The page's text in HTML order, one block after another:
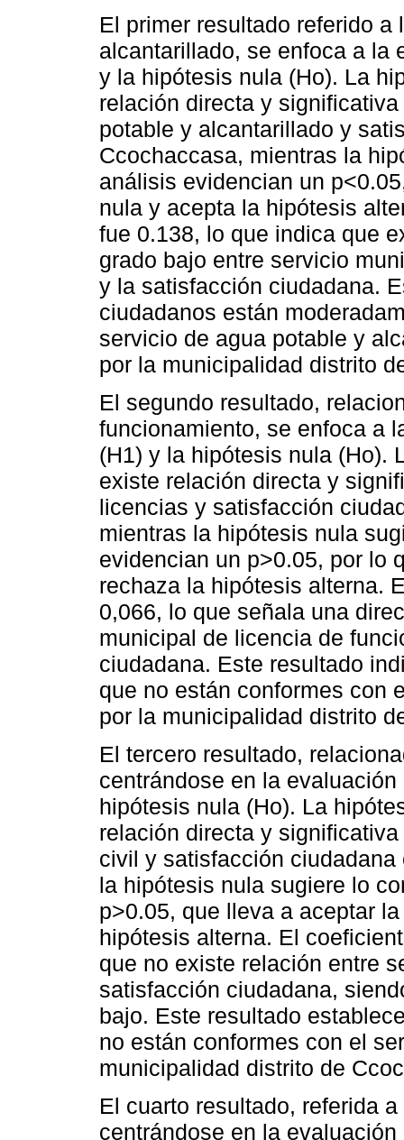
El primer resultado referido
alcantarillado, se enfoca a la
y la hipótesis nula (Ho). La
relación directa y
potable y alcantarillado y
Ccochaccasa, mientras la
análisis evidencian un
nula y acepta la hipótesis
fue 0.138, lo que indica que
grado bajo entre servicio
y la satisfacción ciudadana.
ciudadanos están
servicio de agua potable y
por la municipalidad distrito
El segundo resultado,
funcionamiento, se enfoca a
(H1) y la hipótesis nula (Ho).
existe relación directa y
licencias y satisfacción
mientras la hipótesis nula
evidencian un p>0.05, por lo
rechaza la hipótesis alterna.
0,066, lo que señala una
municipal de licencia de
ciudadana. Este resultado
que no están conformes con
por la municipalidad distrito
El tercero resultado,
centrándose en la
hipótesis nula (Ho). La
relación directa y
civil y satisfacción
la hipótesis nula sugiere lo
p>0.05, que lleva a aceptar
hipótesis alterna. El
que no existe relación entre
satisfacción ciudadana,
bajo. Este resultado
no están conformes con el
municipalidad distrito de
El cuarto resultado, referida
centrándose en la